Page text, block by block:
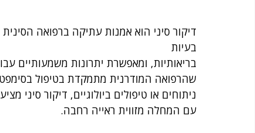
דיקור סיני הוא אמנות עתיקה ברפואה
בעיות
בריאותיות, ומאפשרת יתרונות משמעותיים
שהרפואה המודרנית מתמקדת בטיפול
ניתוחים או טיפולים ביולוגיים, דיקור
עם המחלה מזווית ראייה רחבה.